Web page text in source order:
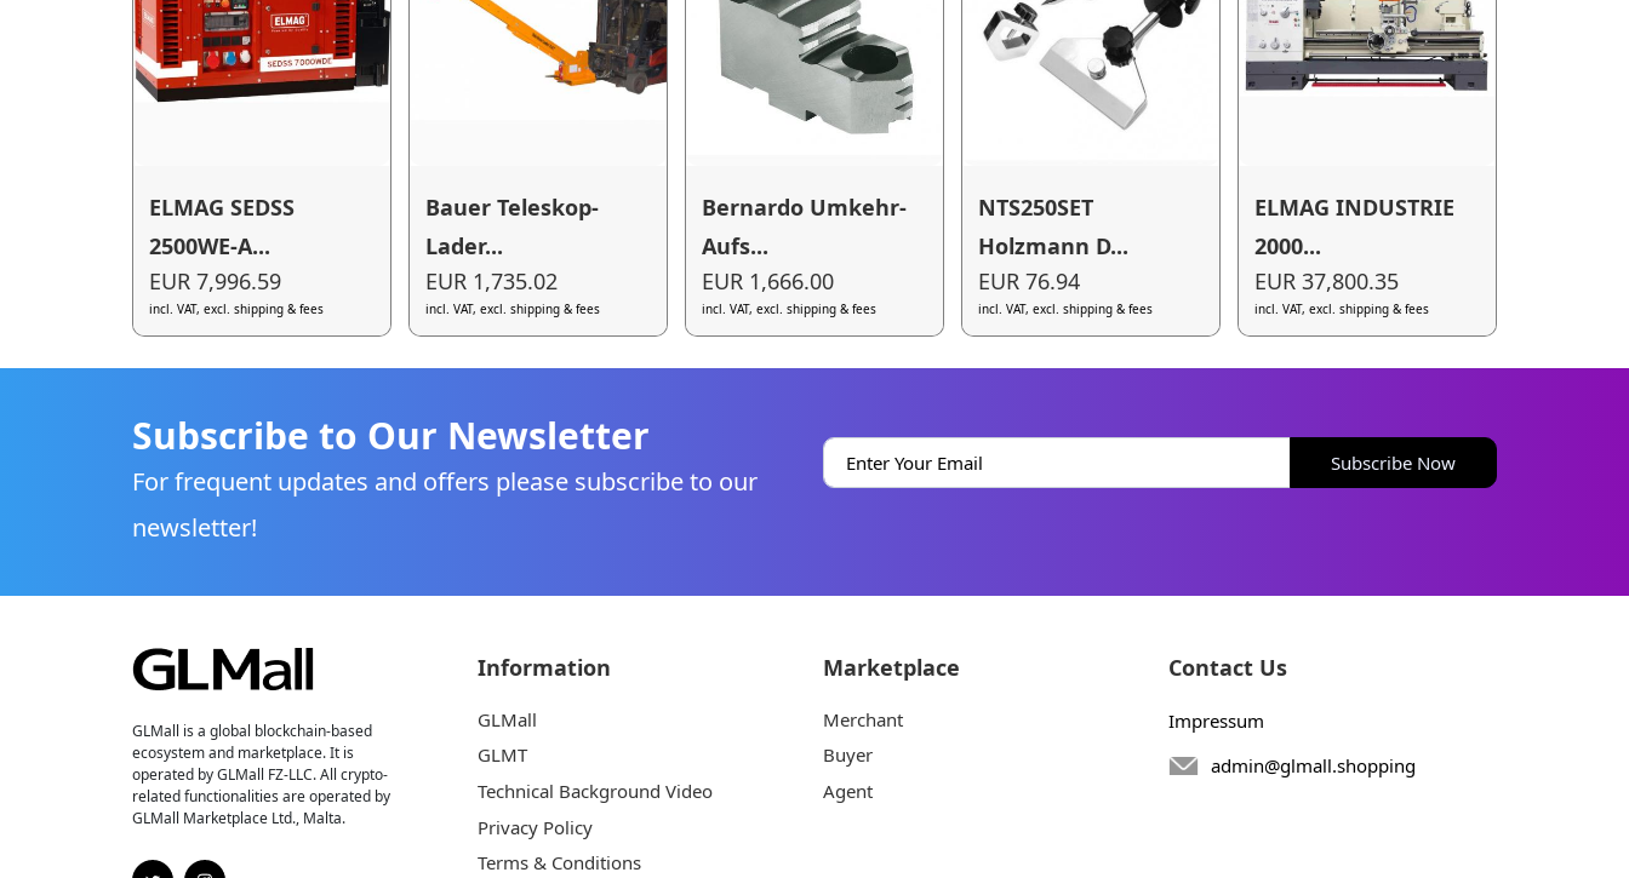
ELMAG SEDSS
2500WE-A...
EUR 7,996.59
incl. VAT, excl. shipping & fees
Bauer Teleskop-
Lader...
EUR 1,735.02
incl. VAT, excl. shipping & fees
Bernardo Umkehr-
Aufs...
EUR 1,666.00
incl. VAT, excl. shipping & fees
NTS250SET
Holzmann D...
EUR 76.94
incl. VAT, excl. shipping & fees
ELMAG INDUSTRIE
2000...
EUR 37,800.35
incl. VAT, excl. shipping & fees
Subscribe to Our Newsletter
For frequent updates and offers please subscribe to our
newsletter!
Subscribe Now
GLMall is a global blockchain-based
ecosystem and marketplace. It is
operated by GLMall FZ-LLC. All crypto-
related functionalities are operated by
GLMall Marketplace Ltd., Malta.
Information
GLMall
GLMT
Technical Background Video
Privacy Policy
Terms & Conditions
Marketplace
Merchant
Buyer
Agent
Contact Us
Impressum
admin@glmall.shopping